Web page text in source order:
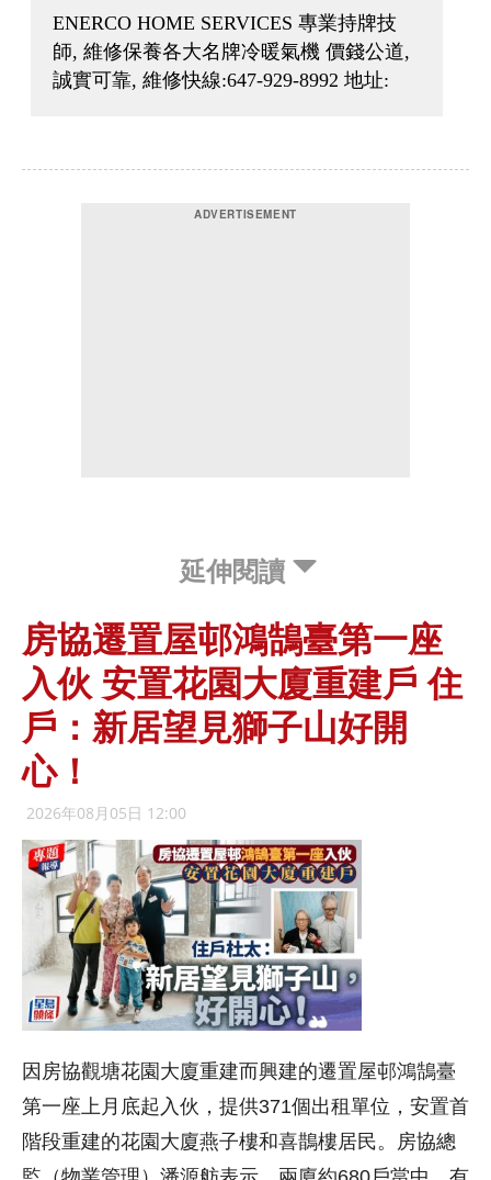
延伸閱讀
房協遷置屋邨鴻鵠臺第一座
入伙 安置花園大廈重建戶 住
戶：新居望見獅子山好開
心！
2026年08月05日 12:00
因房協觀塘花園大廈重建而興建的遷置屋邨鴻鵠臺
第一座上月底起入伙，提供371個出租單位，安置首
階段重建的花園大廈燕子樓和喜鵲樓居民。房協總